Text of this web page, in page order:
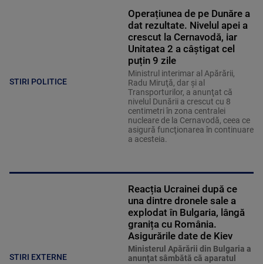
STIRI POLITICE
Operațiunea de pe Dunăre a
dat rezultate. Nivelul apei a
crescut la Cernavodă, iar
Unitatea 2 a câștigat cel
puțin 9 zile
Ministrul interimar al Apărării,
Radu Miruţă, dar şi al
Transporturilor, a anunţat că
nivelul Dunării a crescut cu 8
centimetri în zona centralei
nucleare de la Cernavodă, ceea ce
asigură funcţionarea în continuare
a acesteia.
STIRI EXTERNE
Reacția Ucrainei după ce
una dintre dronele sale a
explodat în Bulgaria, lângă
granița cu România.
Asigurările date de Kiev
Ministerul Apărării din Bulgaria a
anunţat sâmbătă că aparatul